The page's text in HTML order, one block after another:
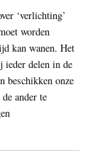
‘verlichting’
worden
kan wanen. Het
ieder delen in de
beschikken onze
ander te